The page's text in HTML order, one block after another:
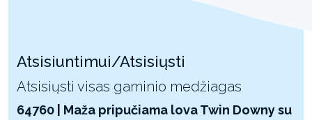
Atsisiuntimui/Atsisiųsti
Atsisiųsti visas gaminio medžiagas
64760 | Maža pripučiama lova Twin Downy su